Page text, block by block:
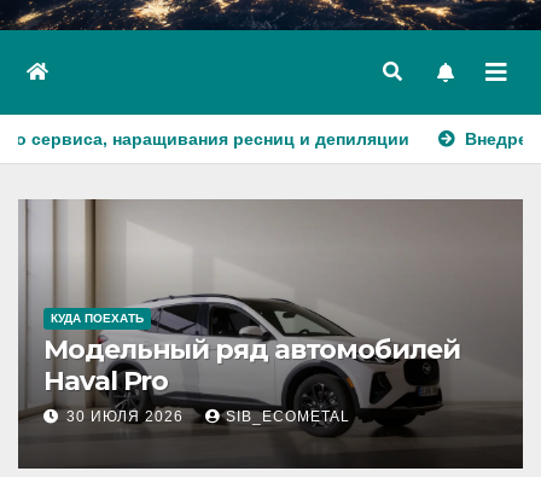
ресниц и депиляции Внедрение RPA для
КУДА ПОЕХАТЬ
Модельный ряд автомобилей
Haval Pro
30 ИЮЛЯ 2026 SIB_ECOMETAL